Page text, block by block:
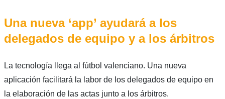
Una nueva ‘app’ ayudará a los
delegados de equipo y a los árbitros
La tecnología llega al fútbol valenciano. Una nueva
aplicación facilitará la labor de los delegados de equipo en
la elaboración de las actas junto a los árbitros.